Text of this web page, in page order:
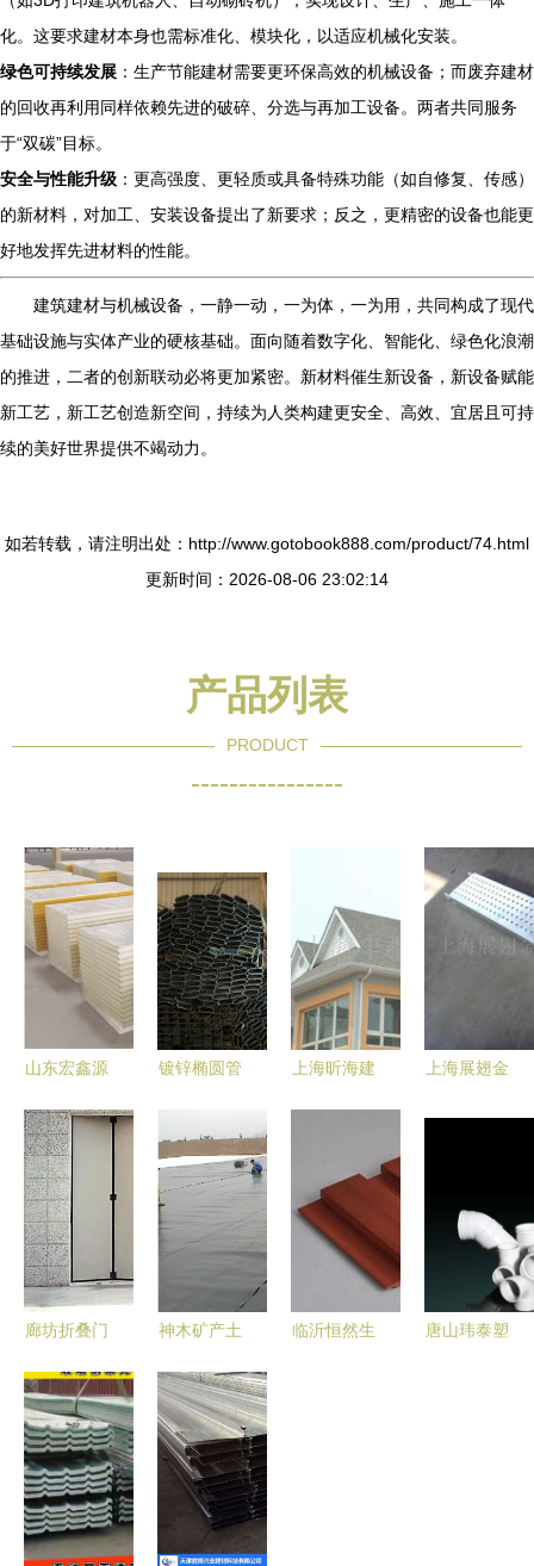
化。这要求建材本身也需标准化、模块化，以适应机械化安装。
绿色可持续发展 ：生产节能建材需要更环保高效的机械设备；而废弃建材
的回收再利用同样依赖先进的破碎、分选与再加工设备。两者共同服务
于“双碳”目标。
安全与性能升级 ：更高强度、更轻质或具备特殊功能（如自修复、传感）
的新材料，对加工、安装设备提出了新要求；反之，更精密的设备也能更
好地发挥先进材料的性能。
建筑建材与机械设备，一静一动，一为体，一为用，共同构成了现代
基础设施与实体产业的硬核基础。面向随着数字化、智能化、绿色化浪潮
的推进，二者的创新联动必将更加紧密。新材料催生新设备，新设备赋能
新工艺，新工艺创造新空间，持续为人类构建更安全、高效、宜居且可持
续的美好世界提供不竭动力。
如若转载，请注明出处：http://www.gotobook888.com/product/74.html
更新时间：2026-08-06 23:02:14
产品列表
PRODUCT
----------------
山东宏鑫源
品质建筑的
坚实选择
镀锌椭圆管
厂家直销助
力建筑建材
高效采购
上海昕海建
行业的应用
上海展翅金
全览
廊坊折叠门
大型及工业
折叠门专业
厂家解析
神木矿产土
择 山东建
通厂家高质
量效果图与
工程图解析
临沂恒然生
唐山玮泰塑